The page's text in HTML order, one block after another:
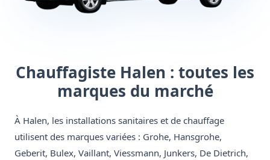
Chauffagiste Halen : toutes les
marques du marché
À Halen, les installations sanitaires et de chauffage
utilisent des marques variées : Grohe, Hansgrohe,
Geberit, Bulex, Vaillant, Viessmann, Junkers, De Dietrich,